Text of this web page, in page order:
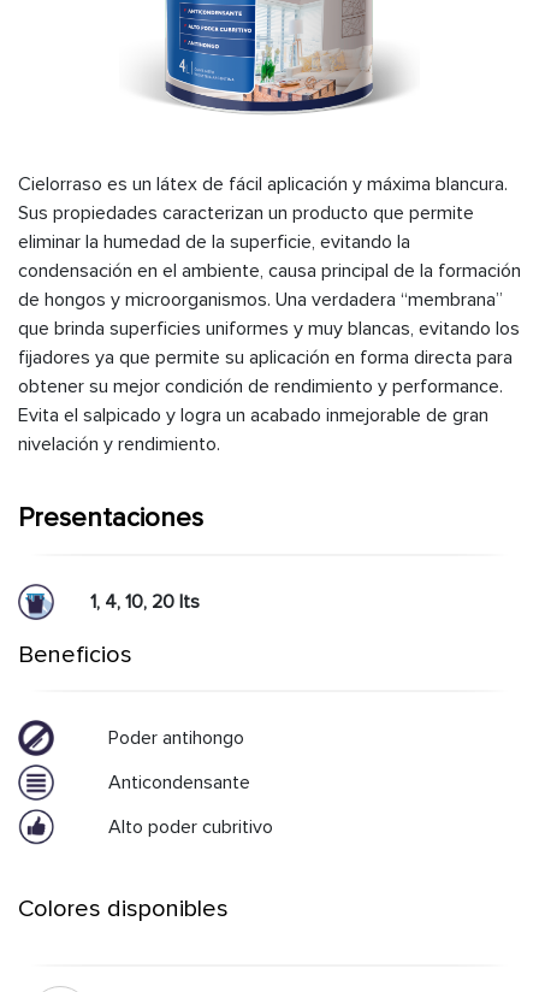
Cielorraso es un látex de fácil aplicación y máxima blancura.
Sus propiedades caracterizan un producto que permite
eliminar la humedad de la superficie, evitando la
condensación en el ambiente, causa principal de la formación
de hongos y microorganismos. Una verdadera “membrana”
que brinda superficies uniformes y muy blancas, evitando los
fijadores ya que permite su aplicación en forma directa para
obtener su mejor condición de rendimiento y performance.
Evita el salpicado y logra un acabado inmejorable de gran
nivelación y rendimiento.
Presentaciones
1, 4, 10, 20 lts
Beneficios
Poder antihongo
Anticondensante
Alto poder cubritivo
Colores disponibles